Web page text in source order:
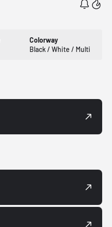
Colorway
Black / White / Multi